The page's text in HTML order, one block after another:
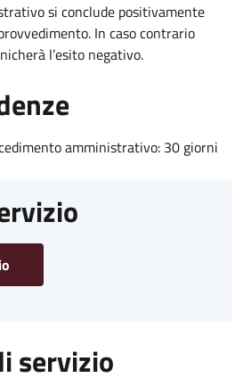
si conclude positivamente
In caso contrario
l’esito negativo.
amministrativo: 30 giorni
servizio